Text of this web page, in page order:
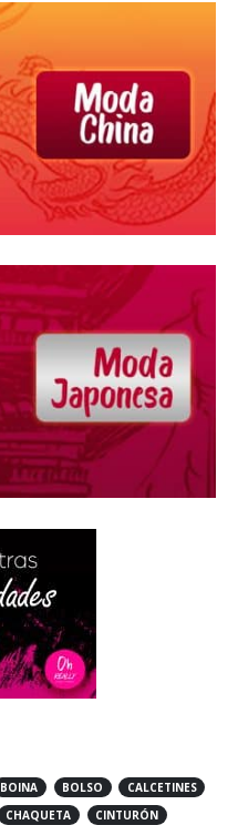
BOINA BOLSO
CALCETINES
CHAQUETA
CINTURÓN